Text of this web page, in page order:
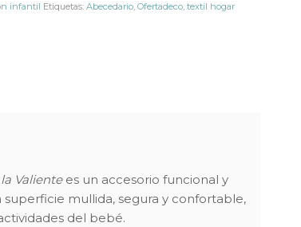
infantil Etiquetas: Abecedario, Ofertadeco, textil hogar
Valientees un accesorio funcional y
superficie mullida, segura y confortable,
del bebé.